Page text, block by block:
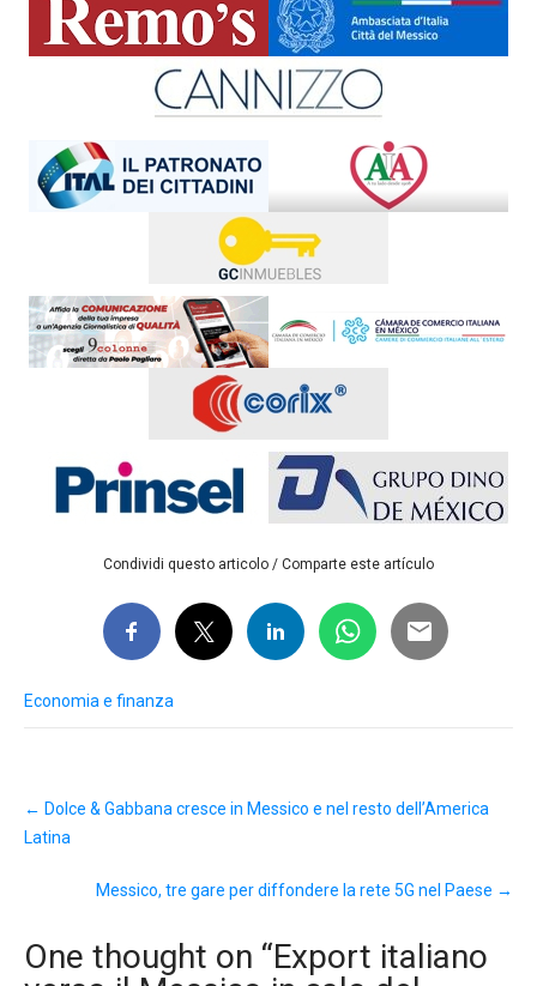
Condividi questo articolo / Comparte este artículo
Economia e finanza
navigation
← Dolce & Gabbana cresce in Messico e nel resto dell’America
Latina
Messico, tre gare per diffondere la rete 5G nel Paese →
One thought on “Export italiano